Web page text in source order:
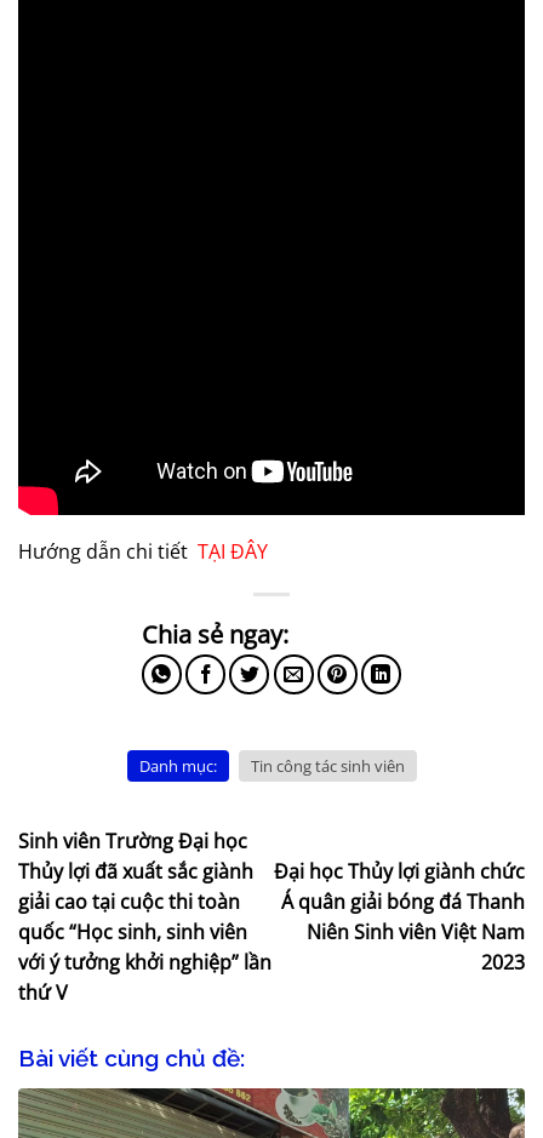
Hướng dẫn chi tiết TẠI ĐÂY
Danh mục: Tin công tác sinh viên
Sinh viên Trường Đại học
Thủy lợi đã xuất sắc giành
giải cao tại cuộc thi toàn
quốc “Học sinh, sinh viên
với ý tưởng khởi nghiệp” lần
thứ V
Đại học Thủy lợi giành chức
Á quân giải bóng đá Thanh
Niên Sinh viên Việt Nam
2023
Bài viết cùng chủ đề: